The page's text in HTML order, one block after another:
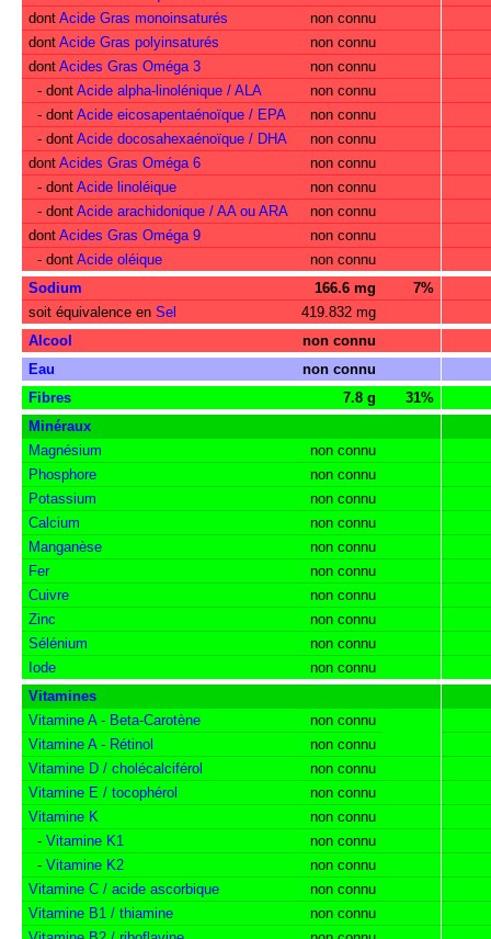
dont Acide Gras monoinsaturés
non connu
dont Acide Gras polyinsaturés
non connu
dont Acides Gras Oméga 3
non connu
- dont Acide alpha-linolénique / ALA
non connu
- dont Acide eicosapentaénoïque / EPA
non connu
- dont Acide docosahexaénoïque / DHA
non connu
dont Acides Gras Oméga 6
non connu
- dont Acide linoléique
non connu
- dont Acide arachidonique / AA ou ARA
non connu
dont Acides Gras Oméga 9
non connu
- dont Acide oléique
non connu
Sodium
166.6 mg
7%
soit équivalence en Sel
419.832 mg
Alcool
non connu
Eau
non connu
Fibres
7.8 g
31%
Minéraux
Magnésium
non connu
Phosphore
non connu
Potassium
non connu
Calcium
non connu
Manganèse
non connu
Fer
non connu
Cuivre
non connu
Zinc
non connu
Sélénium
non connu
Iode
non connu
Vitamines
Vitamine A - Beta-Carotène
non connu
Vitamine A - Rétinol
non connu
Vitamine D / cholécalciférol
non connu
Vitamine E / tocophérol
non connu
Vitamine K
non connu
- Vitamine K1
non connu
- Vitamine K2
non connu
Vitamine C / acide ascorbique
non connu
Vitamine B1 / thiamine
non connu